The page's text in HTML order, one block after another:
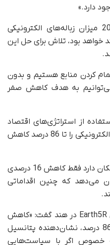
دارد.»
با پیش‌بینی اینکه تا سال 2030 میزان زباله‌های الکترونیکی
خواهد بود، تلاش برای حل این
کردن منابع هستیم و بدون
به هدف کاهش صفر
از استراتژی‌های اقتصاد
چرخشی می‌تواند تولید زباله‌های الکترونیکی را تا 86 درصد کاهش
البته این بهترین حالت است و امکان دارد فقط کاهش 16 درصدی
می‌دهد که چنین اقداماتی
ساوراب گوپتا، بنیان‌گذار سازمان Earth5R در هند گفت: «کاهش
زباله‌های الکترونیکی بین 16 تا 86 درصد، نشان‌دهنده پتانسیل
خصوص اگر با سیاست‌هایی